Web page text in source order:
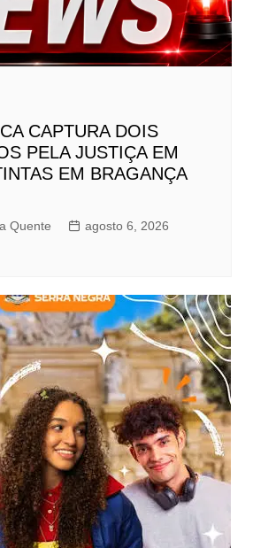
CAPTURA DOIS
PELA JUSTIÇA EM
EM BRAGANÇA
Quente
agosto 6, 2026